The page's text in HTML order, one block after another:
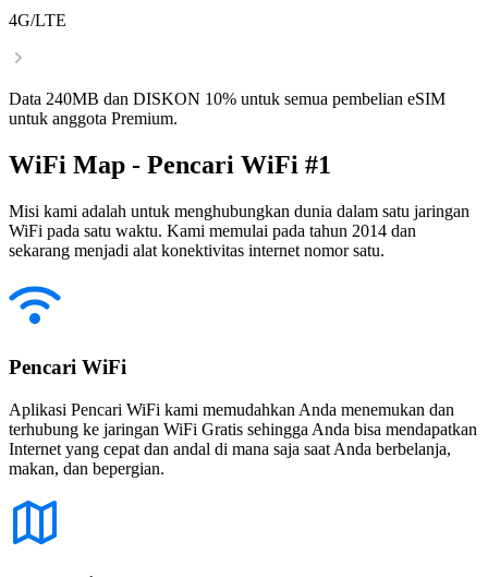
4G/LTE
Data 240MB dan DISKON 10% untuk semua pembelian eSIM
untuk anggota Premium.
WiFi Map - Pencari WiFi #1
Misi kami adalah untuk menghubungkan dunia dalam satu jaringan
WiFi pada satu waktu. Kami memulai pada tahun 2014 dan
sekarang menjadi alat konektivitas internet nomor satu.
Pencari WiFi
Aplikasi Pencari WiFi kami memudahkan Anda menemukan dan
terhubung ke jaringan WiFi Gratis sehingga Anda bisa mendapatkan
Internet yang cepat dan andal di mana saja saat Anda berbelanja,
makan, dan bepergian.